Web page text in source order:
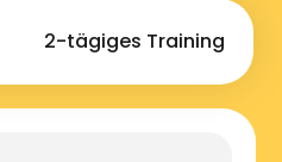
2-tägiges Training